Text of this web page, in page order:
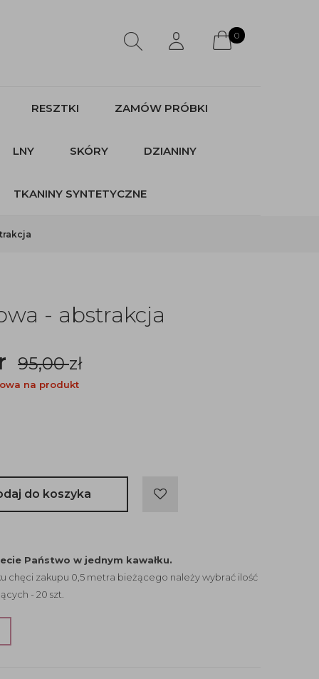
0
RESZTKI ZAMÓW PRÓBKI
LNY SKÓRY DZIANINY
TKANINY SYNTETYCZNE
- abstrakcja
95,00zł
na produkt
do koszyka
Państwo w jednym kawałku.
chęci zakupu 0,5 metra bieżącego należy wybrać ilość
- 20 szt.